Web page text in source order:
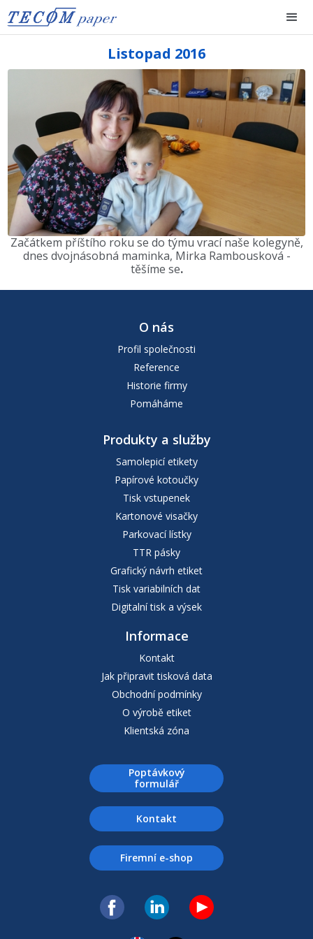
Listopad 2016
Začátkem příštího roku se do týmu vrací naše kolegyně,
dnes dvojnásobná maminka, Mirka Rambousková -
těšíme se.
O nás
Profil společnosti
Reference
Historie firmy
Pomáháme
Produkty a služby
Samolepicí etikety
Papírové kotoučky
Tisk vstupenek
Kartonové visačky
Parkovací lístky
TTR pásky
Grafický návrh etiket
Tisk variabilních dat
Digitalní tisk a výsek
Informace
Kontakt
Jak připravit tisková data
Obchodní podmínky
O výrobě etiket
Klientská zóna
Poptávkový
formulář
Kontakt
Firemní e-shop